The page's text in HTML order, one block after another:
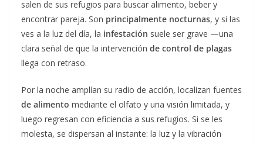
salen de sus refugios para buscar alimento, beber y
encontrar pareja. Son principalmente nocturnas, y si las
ves a la luz del día, la infestación suele ser grave —una
clara señal de que la intervención de control de plagas
llega con retraso.
Por la noche amplían su radio de acción, localizan fuentes
de alimento mediante el olfato y una visión limitada, y
luego regresan con eficiencia a sus refugios. Si se les
molesta, se dispersan al instante: la luz y la vibración